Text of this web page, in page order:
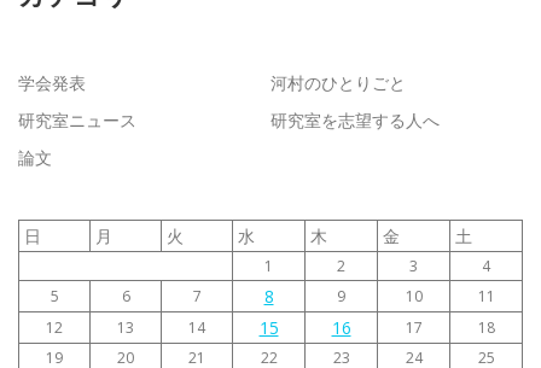
学会発表
河村のひとりごと
研究室ニュース
研究室を志望する人へ
論文
日 月 火 水 木 金 土
1 2 3
4
5
6 7 8 9 10
11
12
13 14 15 16 17
18
19
20 21 22 23 24 25